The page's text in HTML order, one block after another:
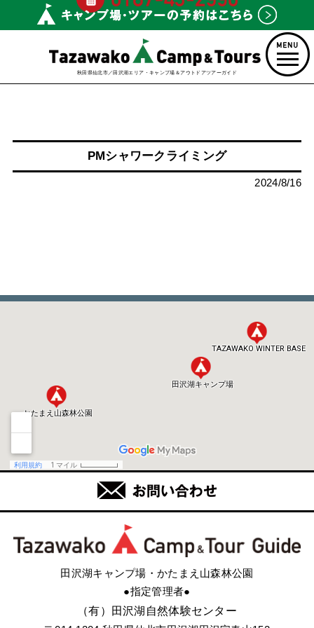
秋田県仙北市／田沢湖エリア・キャンプ場＆アウトドアツアーガイド
PMシャワークライミング
2024/8/16
田沢湖キャンプ場・かたまえ山森林公園
●指定管理者●
（有）田沢湖自然体験センター